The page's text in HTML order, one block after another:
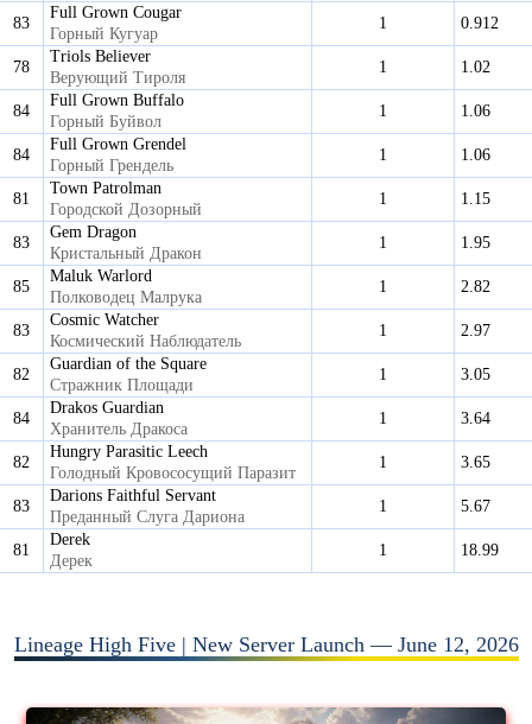
83
Full Grown Cougar
Горный Кугуар
1 0.912
78
Triols Believer
Верующий Тироля
1 1.02
84
Full Grown Buffalo
Горный Буйвол
1 1.06
84
Full Grown Grendel
Горный Грендель
1 1.06
81
Town Patrolman
Городской Дозорный
1 1.15
83
Gem Dragon
Кристальный Дракон
1 1.95
85
Maluk Warlord
Полководец Малрука
1 2.82
83
Cosmic Watcher
Космический Наблюдатель
1 2.97
82
Guardian of the Square
Стражник Площади
1 3.05
84
Drakos Guardian
Хранитель Дракоса
1 3.64
82
Hungry Parasitic Leech
Голодный Кровососущий Паразит
1 3.65
83
Darions Faithful Servant
Преданный Слуга Дариона
1 5.67
81
Derek
Дерек
1 18.99
Lineage High Five | New Server Launch — June 12, 2026